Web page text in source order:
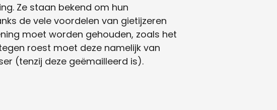
Ze staan bekend om hun
de vele voordelen van gietijzeren
moet worden gehouden, zoals het
roest moet deze namelijk van
(tenzij deze geëmailleerd is).